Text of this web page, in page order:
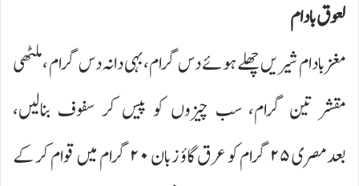
لعوق بادام
مغز بادام شیریں چھلے ہوئے دس گرام، بہی دانہ دس گرام ، ملٹھی
مقشر تین گرام، سب چیزوں کو پیس کر سفوف بنالیں،
بعدمصری ۲۵ گرام کو عرق گاؤ زبان ۲۰ گرام میں قوام کر کے